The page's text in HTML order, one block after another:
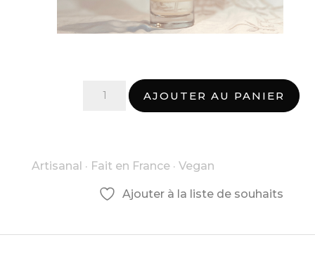
quantité
Violette
AJOUTER AU PANIER
Artisanal · Fait en France· Vegan
Ajouter à la liste de souhaits